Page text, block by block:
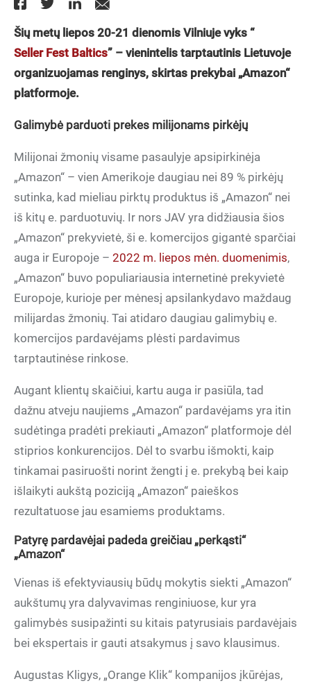
Šių metų liepos 20-21 dienomis Vilniuje vyks “
Seller Fest Baltics” – vienintelis tarptautinis Lietuvoje
organizuojamas renginys, skirtas prekybai „Amazon“
platformoje.
Galimybė parduoti prekes milijonams pirkėjų
Milijonai žmonių visame pasaulyje apsipirkinėja
„Amazon“ – vien Amerikoje daugiau nei 89 % pirkėjų
sutinka, kad mieliau pirktų produktus iš „Amazon“ nei
iš kitų e. parduotuvių. Ir nors JAV yra didžiausia šios
„Amazon“ prekyvietė, ši e. komercijos gigantė sparčiai
auga ir Europoje – 2022 m. liepos mėn. duomenimis,
„Amazon“ buvo populiariausia internetinė prekyvietė
Europoje, kurioje per mėnesį apsilankydavo maždaug
milijardas žmonių. Tai atidaro daugiau galimybių e.
komercijos pardavėjams plėsti pardavimus
tarptautinėse rinkose.
Augant klientų skaičiui, kartu auga ir pasiūla, tad
dažnu atveju naujiems „Amazon“ pardavėjams yra itin
sudėtinga pradėti prekiauti „Amazon“ platformoje dėl
stiprios konkurencijos. Dėl to svarbu išmokti, kaip
tinkamai pasiruošti norint žengti į e. prekybą bei kaip
išlaikyti aukštą poziciją „Amazon“ paieškos
rezultatuose jau esamiems produktams.
Patyrę pardavėjai padeda greičiau „perkąsti“
„Amazon“
Vienas iš efektyviausių būdų mokytis siekti „Amazon“
aukštumų yra dalyvavimas renginiuose, kur yra
galimybės susipažinti su kitais patyrusiais pardavėjais
bei ekspertais ir gauti atsakymus į savo klausimus.
Augustas Kligys, „Orange Klik“ kompanijos įkūrėjas,